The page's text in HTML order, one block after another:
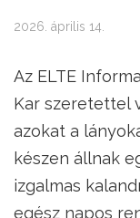
2026. április 14.
Az ELTE
Kar szeretettel
azokat a
készen állnak
izgalmas
egész napos